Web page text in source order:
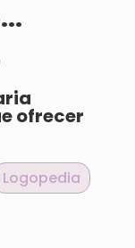
ofrecer
Logopedia